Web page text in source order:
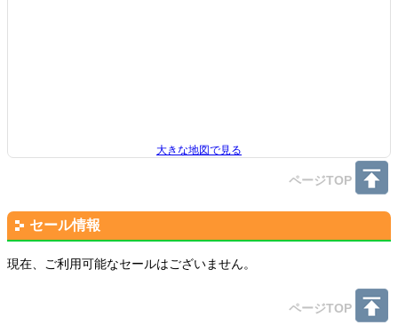
大きな地図で見る
ページTOP
セール情報
現在、ご利用可能なセールはございません。
ページTOP